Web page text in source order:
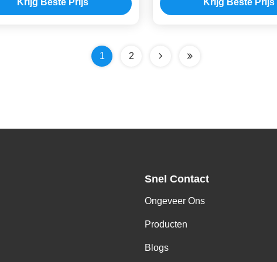
Krijg Beste Prijs
de Kinderenplons
Krijg Beste Prijs
1 2
Snel Contact
Ongeveer Ons
Producten
Blogs